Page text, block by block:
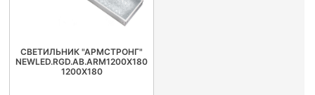
СВЕТИЛЬНИК "АРМСТРОНГ"
NEWLED.RGD.AB.ARM1200Х180.30.KL.5K.IP20
1200Х180